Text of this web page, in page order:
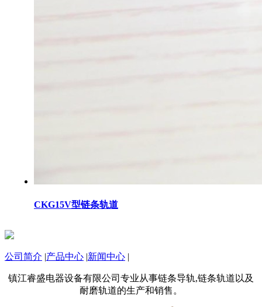
CKG15V型链条轨道
公司简介 |产品中心 |新闻中心 |
镇江睿盛电器设备有限公司专业从事链条导轨,链条轨道以及
耐磨轨道的生产和销售。